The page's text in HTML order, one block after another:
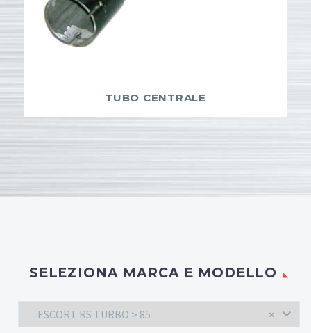
TUBO CENTRALE
SELEZIONA MARCA E MODELLO
×
ESCORT RS TURBO > 85